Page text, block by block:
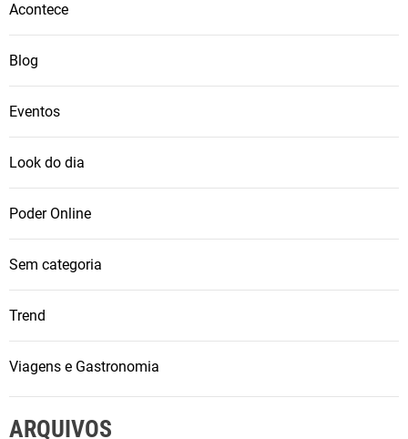
Acontece
Blog
Eventos
Look do dia
Poder Online
Sem categoria
Trend
Viagens e Gastronomia
ARQUIVOS